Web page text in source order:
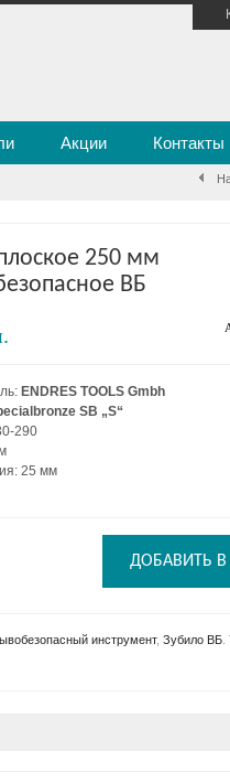
Акции Контакты
250 мм
ВБ
ENDRES TOOLS Gmbh
SB „S“
290
25 мм
ДОБАВИТЬ
инструмент, Зубило ВБ